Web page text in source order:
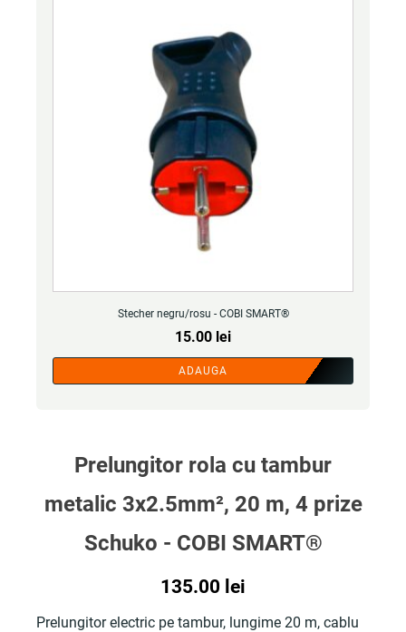
Stecher negru/rosu - COBI SMART®
15.00 lei
ADAUGA
Prelungitor rola cu tambur
metalic 3x2.5mm², 20 m, 4 prize
Schuko - COBI SMART®
135.00 lei
Prelungitor electric pe tambur, lungime 20 m, cablu